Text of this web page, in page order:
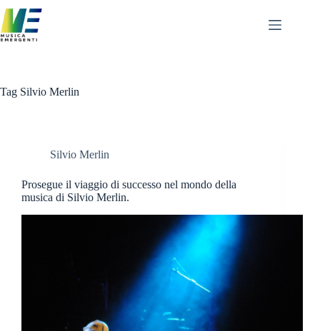
al
contenuto
Tag Silvio Merlin
Silvio Merlin
Prosegue il viaggio di successo nel mondo della
musica di Silvio Merlin.